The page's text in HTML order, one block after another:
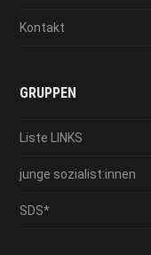
Kontakt
GRUPPEN
Liste LINKS
junge sozialist:innen
SDS*